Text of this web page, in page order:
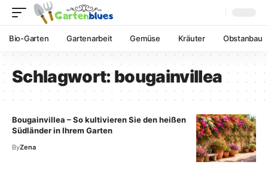
Bio-Garten Gartenarbeit Gemüse Kräuter Obstanbau
Schlagwort:bougainvillea
Bougainvillea – So kultivieren Sie den heißen
Südländer in Ihrem Garten
ByZena